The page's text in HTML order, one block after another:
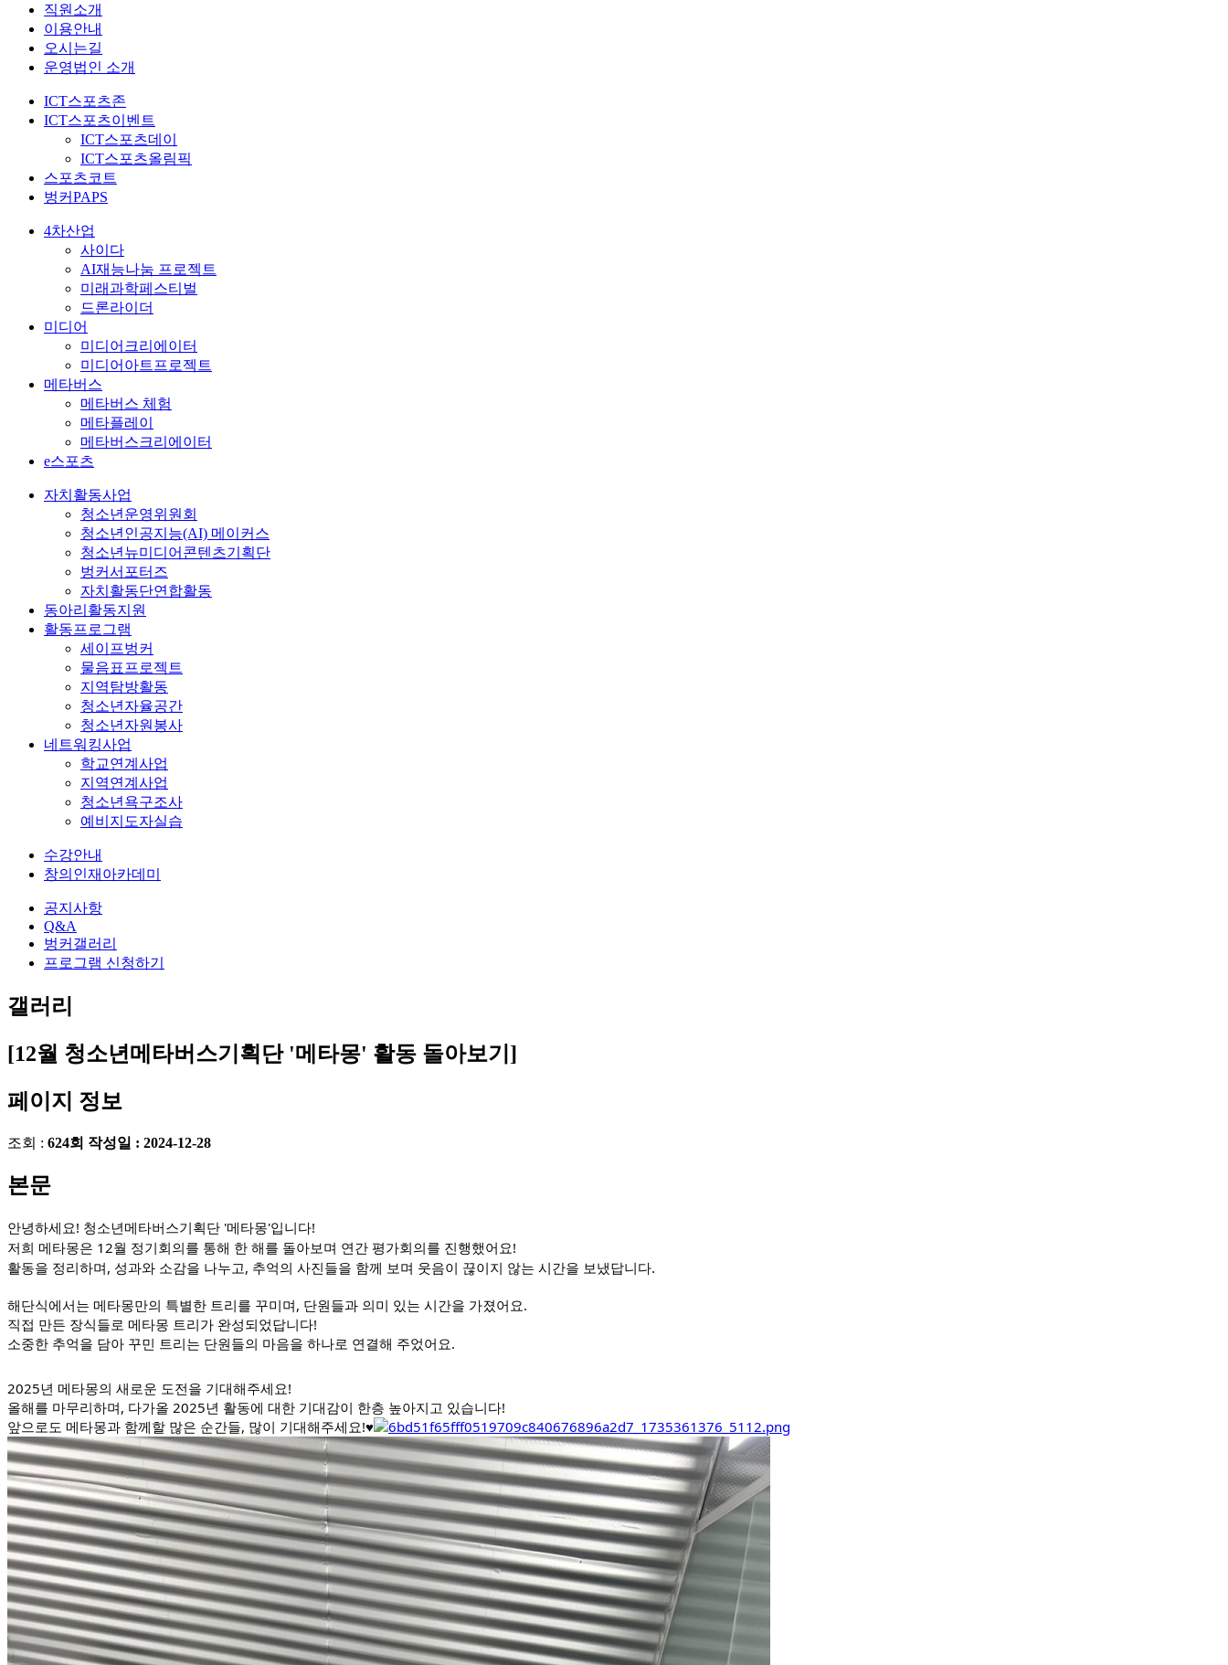
직원소개
이용안내
오시는길
운영법인 소개
ICT스포츠존
ICT스포츠이벤트
ICT스포츠데이
ICT스포츠올림픽
스포츠코트
벙커PAPS
4차산업
사이다
AI재능나눔 프로젝트
미래과학페스티벌
드론라이더
미디어
미디어크리에이터
미디어아트프로젝트
메타버스
메타버스 체험
메타플레이
메타버스크리에이터
e스포츠
자치활동사업
청소년운영위원회
청소년인공지능(AI) 메이커스
청소년뉴미디어콘텐츠기획단
벙커서포터즈
자치활동단연합활동
동아리활동지원
활동프로그램
세이프벙커
물음표프로젝트
지역탐방활동
청소년자율공간
청소년자원봉사
네트워킹사업
학교연계사업
지역연계사업
청소년욕구조사
예비지도자실습
수강안내
창의인재아카데미
공지사항
Q&A
벙커갤러리
프로그램 신청하기
갤러리
[12월 청소년메타버스기획단 '메타몽' 활동 돌아보기]
페이지 정보
조회 : 624회 작성일 : 2024-12-28
본문
안녕하세요! 청소년메타버스기획단 '메타몽'입니다!
저희 메타몽은 12월 정기회의를 통해 한 해를 돌아보며 연간 평가회의를 진행했어요!
활동을 정리하며, 성과와 소감을 나누고, 추억의 사진들을 함께 보며 웃음이 끊이지 않는 시간을 보냈답니다.
해단식에서는 메타몽만의 특별한 트리를 꾸미며, 단원들과 의미 있는 시간을 가졌어요.
직접 만든 장식들로 메타몽 트리가 완성되었답니다!
소중한 추억을 담아 꾸민 트리는 단원들의 마음을 하나로 연결해 주었어요.
2025년 메타몽의 새로운 도전을 기대해주세요!
올해를 마무리하며, 다가올 2025년 활동에 대한 기대감이 한층 높아지고 있습니다!
앞으로도 메타몽과 함께할 많은 순간들, 많이 기대해주세요!♥